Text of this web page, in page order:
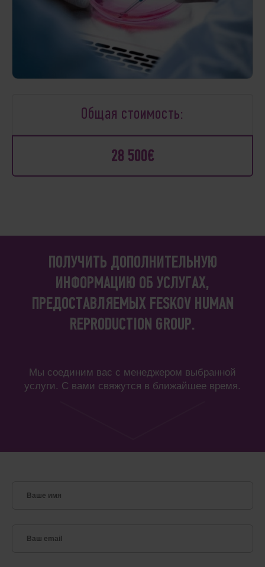
Общая стоимость:
28 500€
ПОЛУЧИТЬ ДОПОЛНИТЕЛЬНУЮ
ИНФОРМАЦИЮ ОБ УСЛУГАХ,
ПРЕДОСТАВЛЯЕМЫХ FESKOV HUMAN
REPRODUCTION GROUP.
Мы соединим вас с менеджером выбранной
услуги. С вами свяжутся в ближайшее время.